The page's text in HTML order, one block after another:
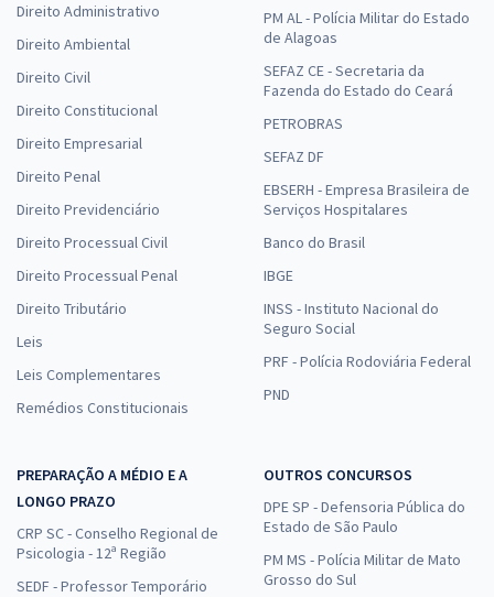
Direito Administrativo
Direito Ambiental
Direito Civil
Direito Constitucional
Direito Empresarial
Direito Penal
Direito Previdenciário
Direito Processual Civil
Direito Processual Penal
Direito Tributário
Leis
Leis Complementares
Remédios Constitucionais
PM AL - Polícia Militar do Estado
de Alagoas
SEFAZ CE - Secretaria da
Fazenda do Estado do Ceará
PETROBRAS
SEFAZ DF
EBSERH - Empresa Brasileira de
Serviços Hospitalares
Banco do Brasil
IBGE
INSS - Instituto Nacional do
Seguro Social
PRF - Polícia Rodoviária Federal
PND
PREPARAÇÃO A MÉDIO E A
LONGO PRAZO
CRP SC - Conselho Regional de
Psicologia - 12ª Região
SEDF - Professor Temporário
OUTROS CONCURSOS
DPE SP - Defensoria Pública do
Estado de São Paulo
PM MS - Polícia Militar de Mato
Grosso do Sul